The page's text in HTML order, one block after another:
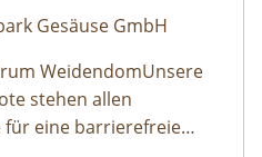
Gesäuse GmbH
WeidendomUnsere
stehen allen
für eine barrierefreie